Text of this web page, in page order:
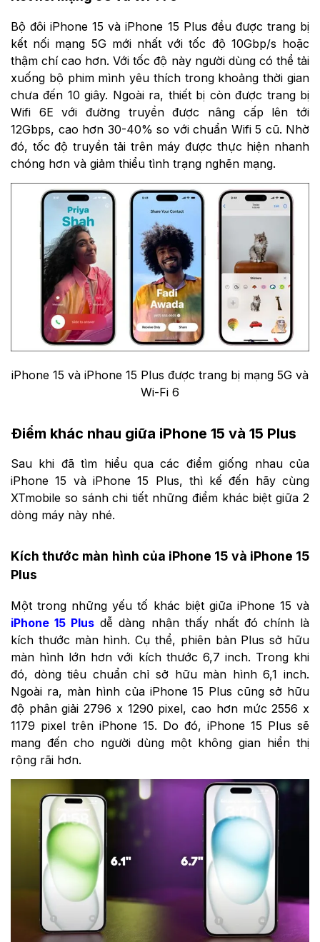
Bộ đôi iPhone 15 và iPhone 15 Plus đều được trang bị
kết nối mạng 5G mới nhất với tốc độ 10Gbp/s hoặc
thậm chí cao hơn. Với tốc độ này người dùng có thể tải
xuống bộ phim mình yêu thích trong khoảng thời gian
chưa đến 10 giây. Ngoài ra, thiết bị còn được trang bị
Wifi 6E với đường truyền được nâng cấp lên tới
12Gbps, cao hơn 30-40% so với chuẩn Wifi 5 cũ. Nhờ
đó, tốc độ truyền tải trên máy được thực hiện nhanh
chóng hơn và giảm thiểu tình trạng nghẽn mạng.
iPhone 15 và iPhone 15 Plus được trang bị mạng 5G và
Wi-Fi 6
Điểm khác nhau giữa iPhone 15 và 15 Plus
Sau khi đã tìm hiểu qua các điểm giống nhau của
iPhone 15 và iPhone 15 Plus, thì kế đến hãy cùng
XTmobile so sánh chi tiết những điểm khác biệt giữa 2
dòng máy này nhé.
Kích thước màn hình của iPhone 15 và iPhone 15
Plus
Một trong những yếu tố khác biệt giữa iPhone 15 và
iPhone 15 Plus dễ dàng nhận thấy nhất đó chính là
kích thước màn hình. Cụ thể, phiên bản Plus sở hữu
màn hình lớn hơn với kích thước 6,7 inch. Trong khi
đó, dòng tiêu chuẩn chỉ sở hữu màn hình 6,1 inch.
Ngoài ra, màn hình của iPhone 15 Plus cũng sở hữu
độ phân giải 2796 x 1290 pixel, cao hơn mức 2556 x
1179 pixel trên iPhone 15. Do đó, iPhone 15 Plus sẽ
mang đến cho người dùng một không gian hiển thị
rộng rãi hơn.